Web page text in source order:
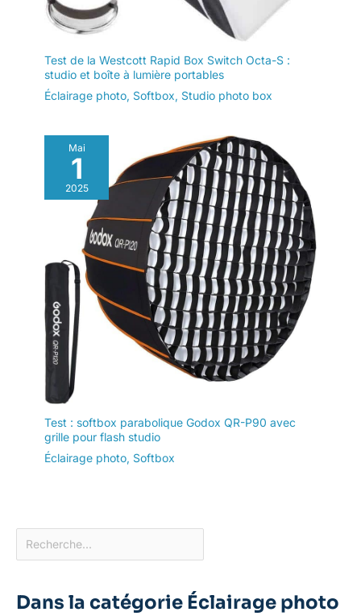
Test de la Westcott Rapid Box Switch Octa-S :
studio et boîte à lumière portables
Éclairage photo, Softbox, Studio photo box
Mai
1
2025
Test : softbox parabolique Godox QR-P90 avec
grille pour flash studio
Éclairage photo, Softbox
Dans la catégorie Éclairage photo